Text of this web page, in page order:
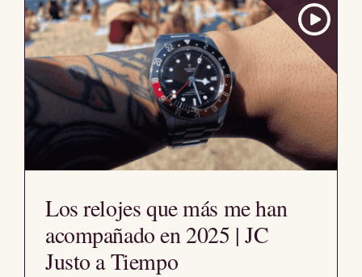
Los relojes que más me han
acompañado en 2025 | JC
Justo a Tiempo